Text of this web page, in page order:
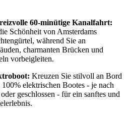
60-minütige Kanalfahrt:
Schönheit von Amsterdams
während Sie an
charmanten Brücken und
vorbeigleiten.
Kreuzen Sie stilvoll an Bord
elektrischen Bootes - je nach
geschlossen - für ein sanftes und